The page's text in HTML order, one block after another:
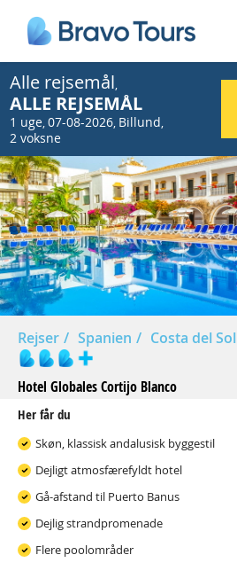
Alle rejsemål,
ALLE REJSEMÅL
1 uge,07-08-2026, Billund,
2 voksne
Prev
Rejser Spanien Costa del Sol
Hotel Globales Cortijo Blanco
Her får du
Skøn, klassisk andalusisk byggestil
Dejligt atmosfærefyldt hotel
Gå-afstand til Puerto Banus
Dejlig strandpromenade
Flere poolområder